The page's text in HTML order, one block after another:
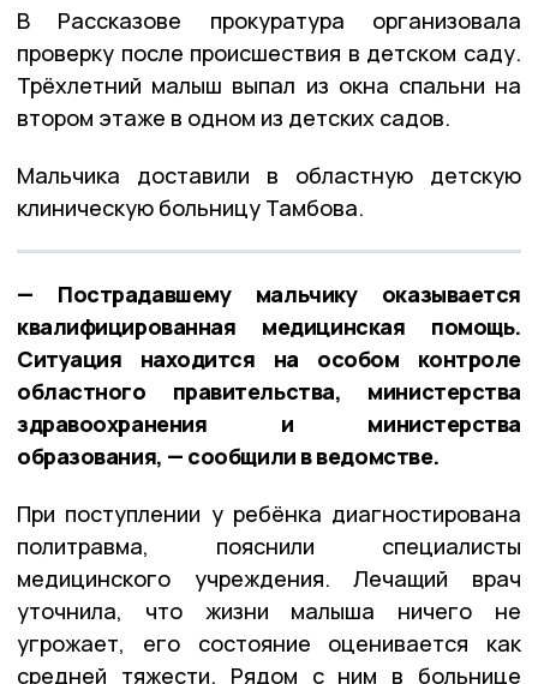
В Рассказове прокуратура организовала
проверку после происшествия в детском саду.
Трёхлетний малыш выпал из окна спальни на
втором этаже в одном из детских садов.
Мальчика доставили в областную детскую
клиническую больницу Тамбова.
— Пострадавшему мальчику оказывается
квалифицированная медицинская помощь.
Ситуация находится на особом контроле
областного правительства, министерства
здравоохранения и министерства
образования, — сообщили в ведомстве.
При поступлении у ребёнка диагностирована
политравма, пояснили специалисты
медицинского учреждения. Лечащий врач
уточнила, что жизни малыша ничего не
угрожает, его состояние оценивается как
средней тяжести. Рядом с ним в больнице